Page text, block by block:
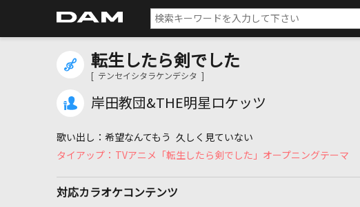
転生したら剣でした
[ テンセイシタラケンデシタ ]
岸田教団&THE明星ロケッツ
希望なんてもう 久しく見ていない
TVアニメ「転生したら剣でした」オープニングテーマ
対応カラオケコンテンツ